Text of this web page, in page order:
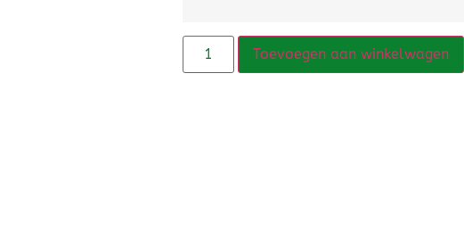
Toevoegen aan winkelwagen